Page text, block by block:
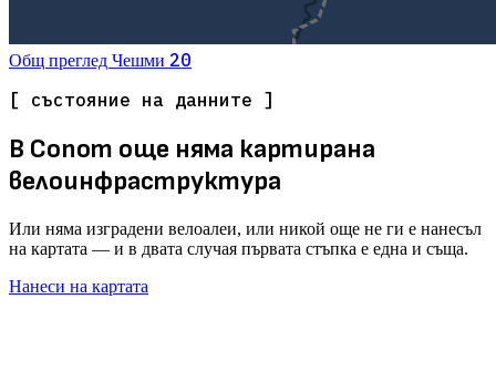
Общ преглед Чешми 20
[ състояние на данните ]
В Сопот още няма картирана
велоинфраструктура
Или няма изградени велоалеи, или никой още не ги е нанесъл
на картата — и в двата случая първата стъпка е една и съща.
Нанеси на картата